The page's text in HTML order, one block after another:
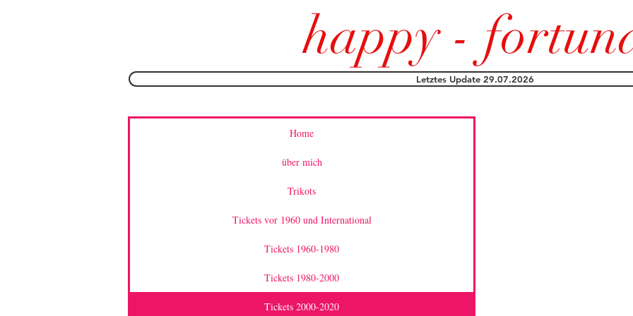
happy -
Letztes Update 29.07.2026
Home
über mich
Trikots
Tickets vor 1960 und International
Tickets 1960-1980
Tickets 1980-2000
Tickets 2000-2020